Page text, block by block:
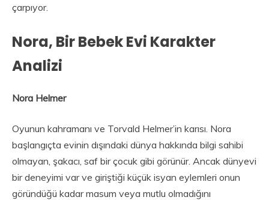
çarpıyor.
Nora, Bir Bebek Evi Karakter
Analizi
Nora Helmer
Oyunun kahramanı ve Torvald Helmer’in karısı. Nora
başlangıçta evinin dışındaki dünya hakkında bilgi sahibi
olmayan, şakacı, saf bir çocuk gibi görünür. Ancak dünyevi
bir deneyimi var ve giriştiği küçük isyan eylemleri onun
göründüğü kadar masum veya mutlu olmadığını